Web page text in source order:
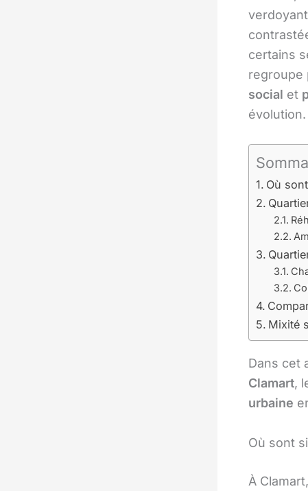
certains
regroupe
social et
évolution.
Où
Mixité
Dans cet
Clamart,
urbaine
Où sont
À